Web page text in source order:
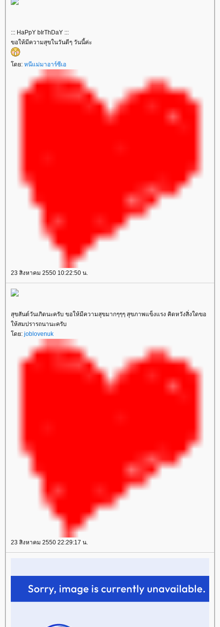
::: HaPpY bIrThDaY :::
ขอให้มีความสุขในวันดีๆ วันนี้ค่ะ
ดย: หนีแม่มาอาร์ซีเอ
23 สิงหาคม 2550 10:22:50 น.
สุขสันต์วันเกิดนะครับ ขอให้มีความสุขมากๆๆๆ สุขภาพแข็งแรง คิดหวังสิ่งใดขอ
ห้สมปรารถนานะครับ
ดย: joblovenuk
23 สิงหาคม 2550 22:29:17 น.